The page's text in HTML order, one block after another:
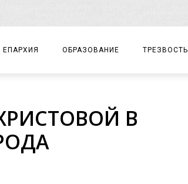
ЕПАРХИЯ
ЕПАРХИАЛЬНОЕ УПРАВЛЕНИЕ
ДОКУМЕНТЫ
ОБРАЗОВАНИЕ
ЦЕНТР «ВОЗРОЖДЕНИЕ»
ТРЕЗВОСТЬ
В